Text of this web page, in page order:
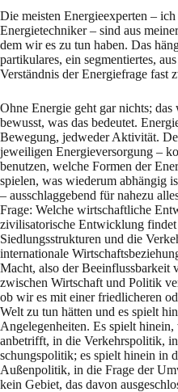
Die meisten Energie­experten –
Energietechniker – sind aus
dem wir es zu tun haben. Das
partikulares, ein segmentiertes,
Verständnis der Energie­frage fast
Ohne Energie geht gar nichts;
bewusst, was das be­deutet.
Bewegung, jedweder Aktivität.
jeweiligen Energieversorgung –
be­nutzen, welche Formen der
spielen, was wiederum abhängig
– ausschlaggebend für nahezu
Frage: Welche wirtschaftliche
zivilisatori­sche Entwicklung findet
Siedlungsstrukturen und die
internationale
Macht, also der Beein­flussbarkeit
zwischen Wirtschaft und Politik
ob wir es mit einer friedlicheren
Welt zu tun hätten und es spielt
Angelegenheiten. Es spielt
anbetrifft, in die Ver­kehrspolitik,
schungspolitik; es spielt hinein in
Außenpolitik, in die Frage der
kein Gebiet, das davon